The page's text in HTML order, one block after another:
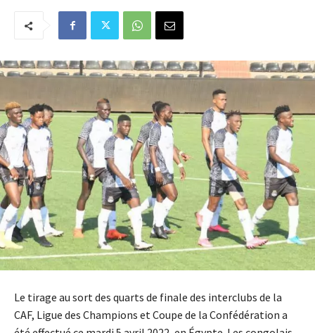
Le tirage au sort des quarts de finale des interclubs de la
CAF, Ligue des Champions et Coupe de la Confédération a